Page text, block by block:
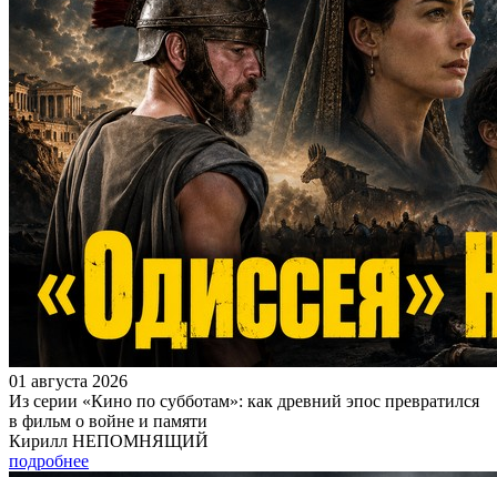
01 августа 2026
Из серии «Кино по субботам»: как древний эпос превратился
в фильм о войне и памяти
Кирилл НЕПОМНЯЩИЙ
подробнее